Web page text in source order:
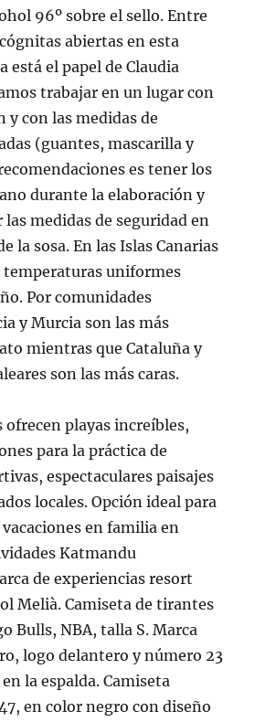
96º sobre el sello. Entre
abiertas en esta
está el papel de Claudia
trabajar en un lugar con
y con las medidas de
(guantes, mascarilla y
es tener los
durante la elaboración y
medidas de seguridad en
la sosa. En las Islas Canarias
temperaturas uniformes
Por comunidades
y Murcia son las más
mientras que Cataluña y
son las más caras.
ofrecen playas increíbles,
para la práctica de
espectaculares paisajes
locales. Opción ideal para
en familia en
Katmandu
de experiencias resort
Melià. Camiseta de tirantes
Bulls, NBA, talla S. Marca
logo delantero y número 23
la espalda. Camiseta
en color negro con diseño